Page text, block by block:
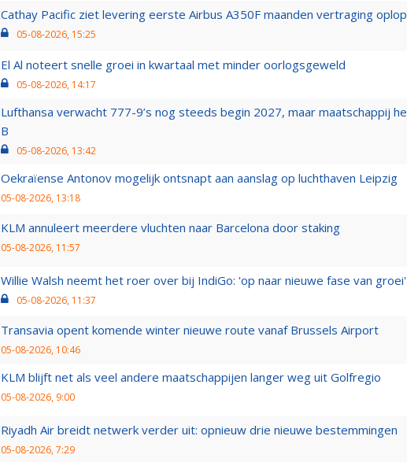
Cathay Pacific ziet levering eerste Airbus A350F maanden vertraging
05-08-2026, 15:25
El Al noteert snelle groei in kwartaal met minder oorlogsgeweld
05-08-2026, 14:17
Lufthansa verwacht 777-9’s nog steeds begin 2027, maar maatschappij
B
05-08-2026, 13:42
Oekraïense Antonov mogelijk ontsnapt aan aanslag op luchthaven Leipzig
05-08-2026, 13:18
KLM annuleert meerdere vluchten naar Barcelona door staking
05-08-2026, 11:57
Willie Walsh neemt het roer over bij IndiGo: 'op naar nieuwe fase van groei'
05-08-2026, 11:37
Transavia opent komende winter nieuwe route vanaf Brussels Airport
05-08-2026, 10:46
KLM blijft net als veel andere maatschappijen langer weg uit Golfregio
05-08-2026, 9:00
Riyadh Air breidt netwerk verder uit: opnieuw drie nieuwe bestemmingen
05-08-2026, 7:29